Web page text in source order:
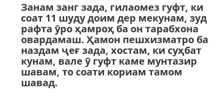
Занам занг зада, гилаомез гуфт, ки
соат 11 шуду доим дер мекунам, зуд
рафта ӯро ҳамроҳ ба он тарабхона
овардамаш. Ҳамон пешхизматро ба
наздам ҷеғ зада, хостам, ки суҳбат
кунам, вале ӯ гуфт каме мунтазир
шавам, то соати кориам тамом
шавад.